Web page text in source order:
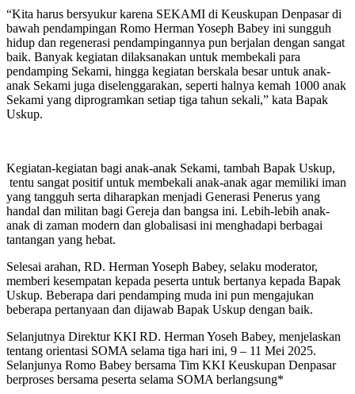
“Kita harus bersyukur karena SEKAMI di Keuskupan Denpasar di
bawah pendampingan Romo Herman Yoseph Babey ini sungguh
hidup dan regenerasi pendampingannya pun berjalan dengan sangat
baik. Banyak kegiatan dilaksanakan untuk membekali para
pendamping Sekami, hingga kegiatan berskala besar untuk anak-
anak Sekami juga diselenggarakan, seperti halnya kemah 1000 anak
Sekami yang diprogramkan setiap tiga tahun sekali,” kata Bapak
Uskup.
Kegiatan-kegiatan bagi anak-anak Sekami, tambah Bapak Uskup,
tentu sangat positif untuk membekali anak-anak agar memiliki iman
yang tangguh serta diharapkan menjadi Generasi Penerus yang
handal dan militan bagi Gereja dan bangsa ini. Lebih-lebih anak-
anak di zaman modern dan globalisasi ini menghadapi berbagai
tantangan yang hebat.
Selesai arahan, RD. Herman Yoseph Babey, selaku moderator,
memberi kesempatan kepada peserta untuk bertanya kepada Bapak
Uskup. Beberapa dari pendamping muda ini pun mengajukan
beberapa pertanyaan dan dijawab Bapak Uskup dengan baik.
Selanjutnya Direktur KKI RD. Herman Yoseh Babey, menjelaskan
tentang orientasi SOMA selama tiga hari ini, 9 – 11 Mei 2025.
Selanjunya Romo Babey bersama Tim KKI Keuskupan Denpasar
berproses bersama peserta selama SOMA berlangsung*